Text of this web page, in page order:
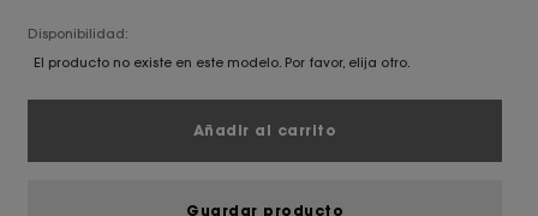
Disponibilidad:
El producto no existe en este modelo. Por favor, elija otro.
Añadir al carrito
Guardar producto